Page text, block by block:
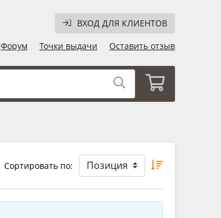
ВХОД ДЛЯ КЛИЕНТОВ
Форум
Точки выдачи Оставить отзыв
Сортировать по: